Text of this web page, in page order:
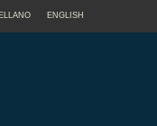
ENGLISH